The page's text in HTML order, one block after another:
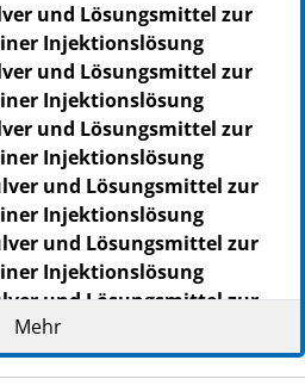
und Lösungsmittel zur
Injektionslösung
und Lösungsmittel zur
Injektionslösung
und Lösungsmittel zur
Injektionslösung
und Lösungsmittel zur
Injektionslösung
und Lösungsmittel zur
Injektionslösung
und Lösungsmittel zur
Injektionslösung
und Lösungsmittel zur
Mehr